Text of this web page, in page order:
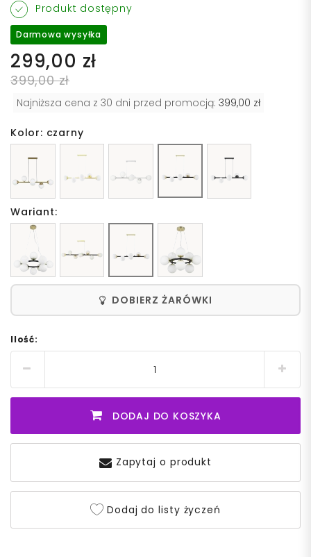
Produkt dostępny
Darmowa wysyłka
299,00 zł
399,00 zł
Najniższa cena z 30 dni przed promocją: 399,00 zł
Kolor: czarny
Wariant:
DOBIERZ ŻARÓWKI
Ilość:
DODAJ DO KOSZYKA
Zapytaj o produkt
Dodaj do listy życzeń